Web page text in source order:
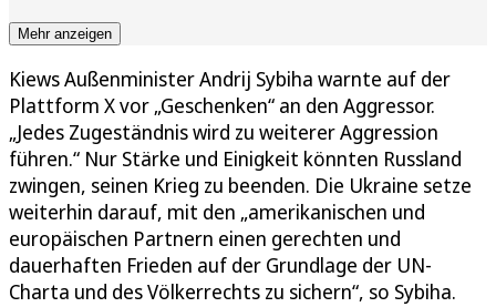
Mehr anzeigen
Kiews Außenminister Andrij Sybiha warnte auf der
Plattform X vor „Geschenken“ an den Aggressor.
„Jedes Zugeständnis wird zu weiterer Aggression
führen.“ Nur Stärke und Einigkeit könnten Russland
zwingen, seinen Krieg zu beenden. Die Ukraine setze
weiterhin darauf, mit den „amerikanischen und
europäischen Partnern einen gerechten und
dauerhaften Frieden auf der Grundlage der UN-
Charta und des Völkerrechts zu sichern“, so Sybiha.